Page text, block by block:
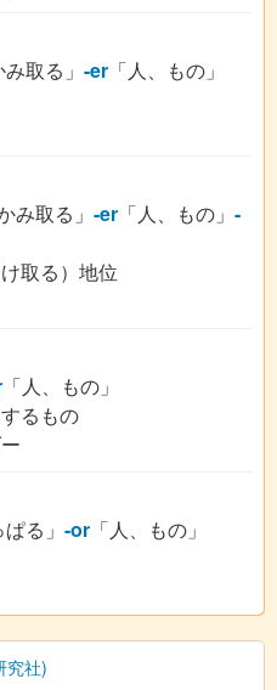
み取る」 -er 「人、もの」
み取る」 -er 「人、もの」 -
取る）地位
「人、もの」
るもの
ぱる」 -or 「人、もの」
究社)